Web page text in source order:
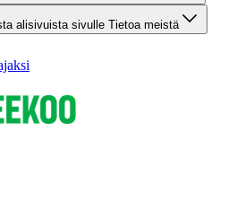
alisivuista sivulle Tietoa meistä